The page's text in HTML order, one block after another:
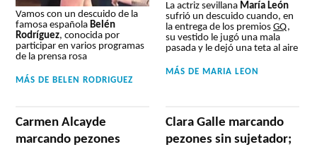
Vamos con un descuido de la
famosa española Belén
Rodríguez, conocida por
participar en varios programas
de la prensa rosa
MÁS DE BELEN RODRIGUEZ
La actriz sevillana María León
sufrió un descuido cuando, en
la entrega de los premiosGQ,
su vestido le jugó una mala
pasada y le dejó una teta al aire
MÁS DE MARIA LEON
Carmen Alcayde
marcando pezones
Clara Galle marcando
pezones sin sujetador;